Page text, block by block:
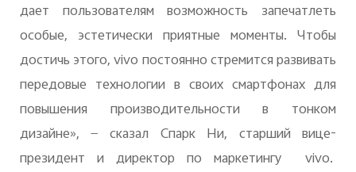
дает пользователям возможность запечатлеть
особые, эстетически приятные моменты. Чтобы
достичь этого, vivo постоянно стремится развивать
передовые технологии в своих смартфонах для
повышения производительности в тонком
дизайне», — сказал Спарк Ни, старший вице-
президент и директор по маркетингу vivo.